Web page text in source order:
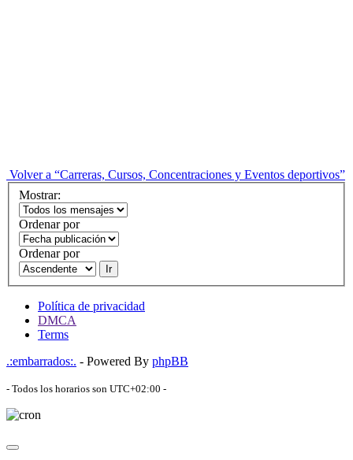
Volver a “Carreras, Cursos, Concentraciones y Eventos deportivos”
Mostrar:
Ordenar por
Ordenar por
Ir
Política de privacidad
DMCA
Terms
.:embarrados:. - Powered By phpBB
- Todos los horarios son UTC+02:00 -